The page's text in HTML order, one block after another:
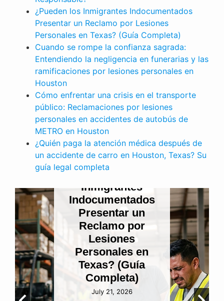
¿Pueden los Inmigrantes Indocumentados
Presentar un Reclamo por Lesiones
Personales en Texas? (Guía Completa)
Cuando se rompe la confianza sagrada:
Entendiendo la negligencia en funerarias y las
ramificaciones por lesiones personales en
Houston
Cómo enfrentar una crisis en el transporte
público: Reclamaciones por lesiones
personales en accidentes de autobús de
METRO en Houston
¿Quién paga la atención médica después de
un accidente de carro en Houston, Texas? Su
guía legal completa
LESIONES PERSONALES
Cuando se rompe
la confianza
sagrada:
Entendiendo la
negligencia en
funerarias y las
ramificaciones
por lesiones
personales en
Houston
July 15, 2026